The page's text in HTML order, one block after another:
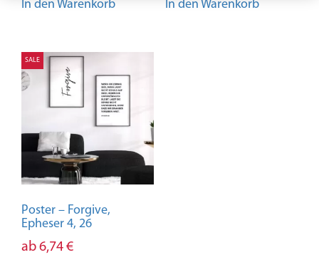
In den Warenkorb In den Warenkorb
SALE
Poster – Forgive,
Epheser 4, 26
ab 6,74 €